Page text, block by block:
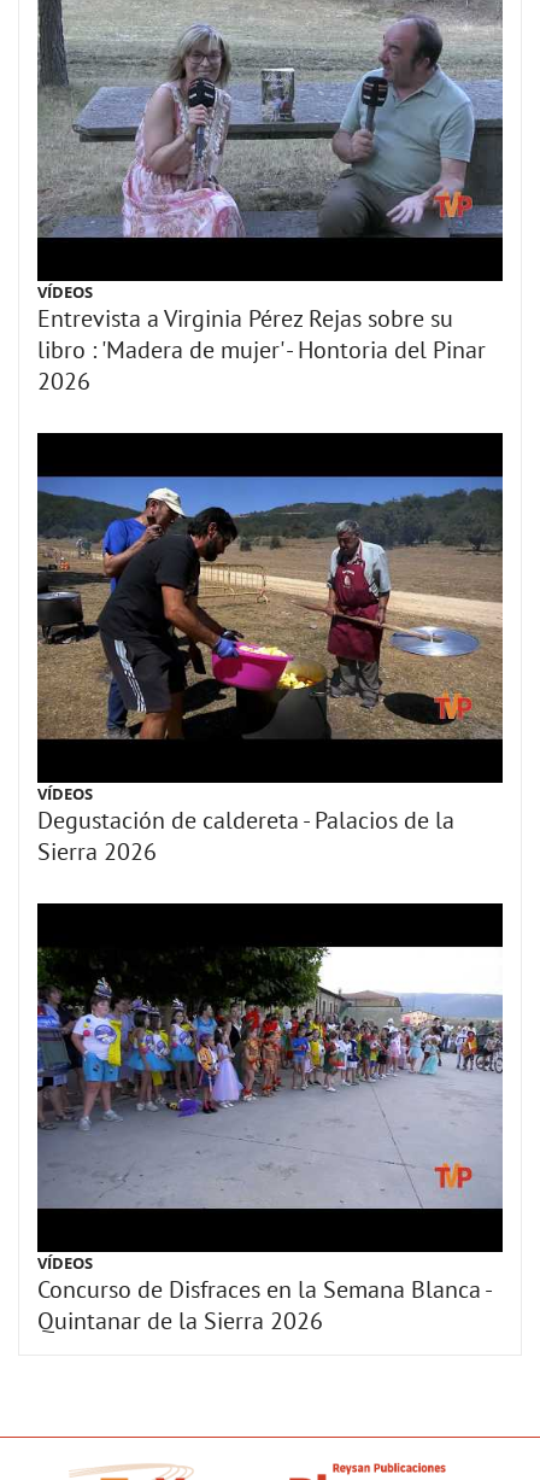
VÍDEOS
Entrevista a Virginia Pérez Rejas sobre su
libro : 'Madera de mujer' - Hontoria del Pinar
2026
VÍDEOS
Degustación de caldereta - Palacios de la
Sierra 2026
VÍDEOS
Concurso de Disfraces en la Semana Blanca -
Quintanar de la Sierra 2026